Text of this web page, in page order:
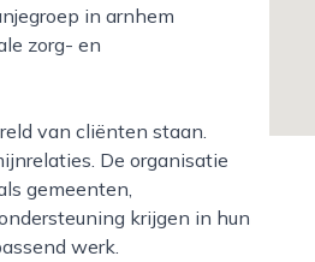
in arnhem
zorg- en
De organisatie
gemeenten,
krijgen in hun
werk.